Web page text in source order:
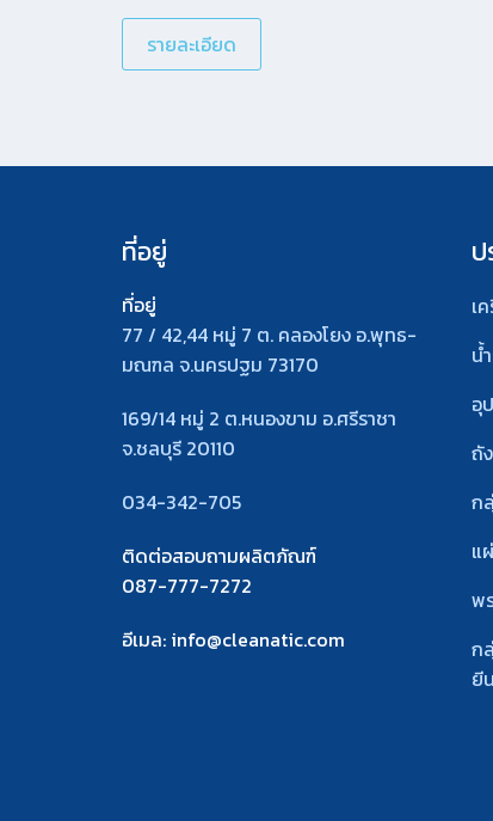
รายละเอียด
ที่อยู่
ที่อยู่
77 / 42,44 หมู่ 7 ต. คลองโยง อ.พุทธ-
มณฑล จ.นครปฐม 73170
169/14 หมู่ 2 ต.หนองขาม อ.ศรีราชา
จ.ชลบุรี 20110
034-342-705
ติดต่อสอบถามผลิตภัณฑ์
087-777-7272
อีเมล: info@cleanatic.com
เ
น้
อุ
ถั
ก
แ
พ
ก
ยีน